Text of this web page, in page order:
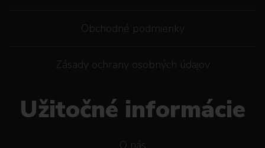
Obchodné podmienky
Zásady ochrany osobných údajov
Užitočné informácie
O nás